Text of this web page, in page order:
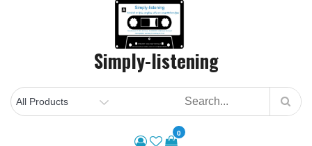
Simply-listening
0